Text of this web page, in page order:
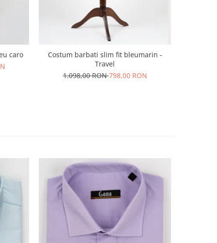
caro
Costum barbati slim fit bleumarin -
Travel
1.098,00 RON798,00 RON